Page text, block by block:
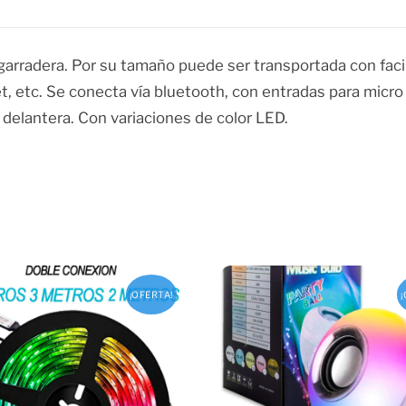
Por su tamaño puede ser transportada con
Se conecta vía bluetooth, con entradas para micro
Con variaciones de color LED.
¡OFERTA!